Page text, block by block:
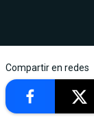
Compartir en redes